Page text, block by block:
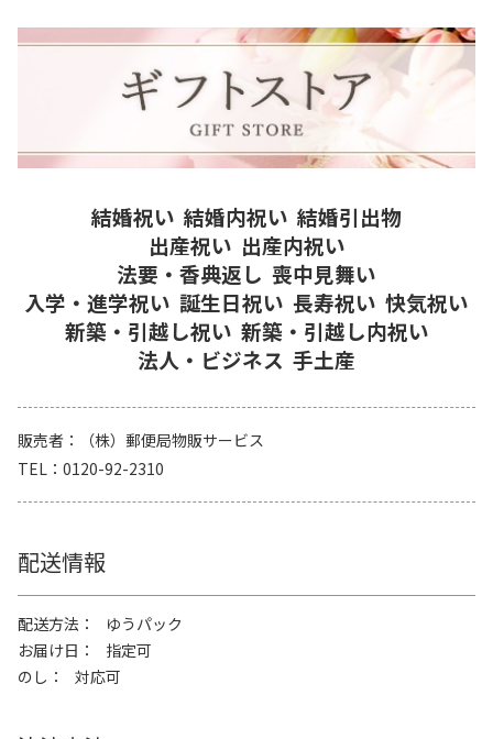
結婚祝い 結婚内祝い 結婚引出物
出産祝い 出産内祝い
法要・香典返し 喪中見舞い
入学・進学祝い 誕生日祝い 長寿祝い 快気祝い
新築・引越し祝い 新築・引越し内祝い
法人・ビジネス 手土産
販売者
（株）郵便局物販サービス
TEL
0120-92-2310
配送情報
配送方法
ゆうパック
お届け日
指定可
のし
対応可